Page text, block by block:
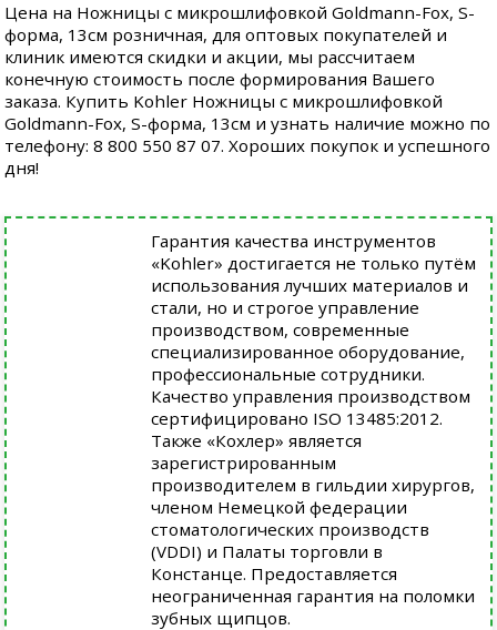
Цена на Ножницы с микрошлифовкой Goldmann-Fox, S-
форма, 13см розничная, для оптовых покупателей и
клиник имеются скидки и акции, мы рассчитаем
конечную стоимость после формирования Вашего
заказа. Купить Kohler Ножницы с микрошлифовкой
Goldmann-Fox, S-форма, 13см и узнать наличие можно по
телефону: 8 800 550 87 07. Хороших покупок и успешного
дня!
Гарантия качества инструментов
«Kohler» достигается не только путём
использования лучших материалов и
стали, но и строгое управление
производством, современные
специализированное оборудование,
профессиональные сотрудники.
Качество управления производством
сертифицировано ISO 13485:2012.
Также «Кохлер» является
зарегистрированным
производителем в гильдии хирургов,
членом Немецкой федерации
стоматологических производств
(VDDI) и Палаты торговли в
Констанце. Предоставляется
неограниченная гарантия на поломки
зубных щипцов.